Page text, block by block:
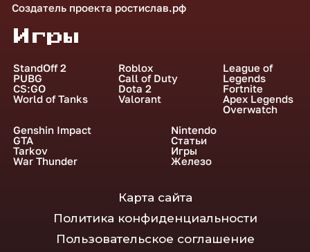
Создатель проекта ростислав.рф
Игры
StandOff 2
PUBG
CS:GO
World of Tanks
Roblox
Call of Duty
Dota 2
Valorant
League of
Legends
Fortnite
Apex Legends
Overwatch
Genshin Impact
GTA
Tarkov
War Thunder
Nintendo
Статьи
Игры
Железо
Карта сайта
Политика конфиденциальности
Пользовательское соглашение